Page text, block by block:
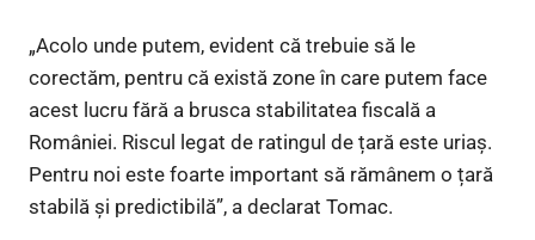
„Acolo unde putem, evident că trebuie să le
corectăm, pentru că există zone în care putem face
acest lucru fără a brusca stabilitatea fiscală a
României. Riscul legat de ratingul de țară este uriaș.
Pentru noi este foarte important să rămânem o țară
stabilă și predictibilă”, a declarat Tomac.